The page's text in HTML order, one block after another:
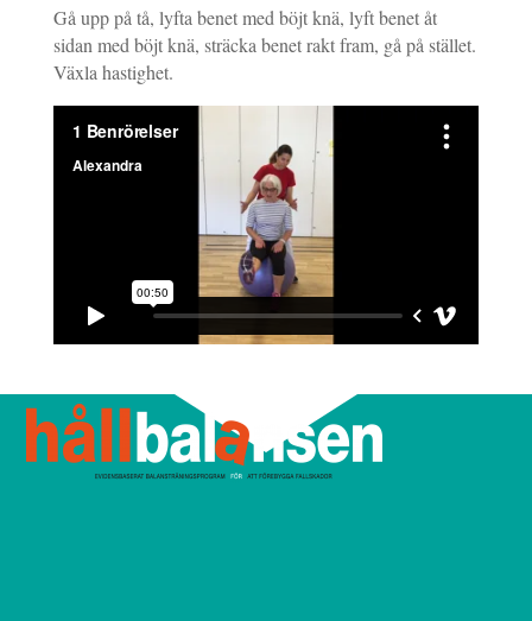
Gå upp på tå, lyfta benet med böjt knä, lyft benet åt
sidan med böjt knä, sträcka benet rakt fram, gå på stället.
Växla hastighet.